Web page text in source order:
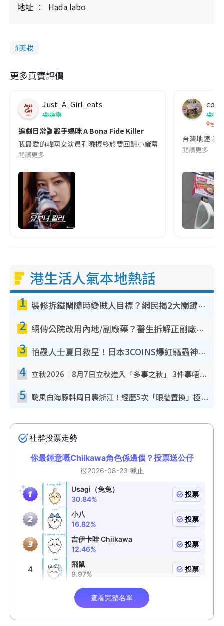
地址 Hada labo
美妝
更多真實評價
Just_A_Girl_eats
娛樂
追劇日常🎬 殺手媽咪 A Bona Fide Killer
我最愛的韓國女演員孔曉振終於要回歸小螢幕啦!這次的劇本改編
閱讀更多
co
吹
台灣
台灣地鐵宣
閱讀更多
港生活人氣本地熱話
1 裝修拆鐵閘隨時變賊人目標？網民揭2大關鍵用途：裝新式等於白裝？附新舊鐵閘分別
2 網傳公院改用內地/副廠藥？醫生拆解正副廠分別 揭4類人換藥隨時出事
3 怕蟲人士夏日救星！日本3COINS爆紅驅蟲神器$45起 1招「全程免觸碰」輕鬆搞定小強
4 立秋2026｜8月7日立秋進入「多事之秋」 3件事唔做得！專家教6招開運 清枱頭／銀包納氣接好運
5 颱風白海豚料周日襲浙江！經歷5次「眼牆置換」極罕見 成登陸內地最長途颱風